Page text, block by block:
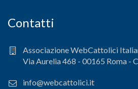
Contatti
Associazione WebCattolici
Via Aurelia 468 - 00165 Roma -
info@webcattolici.it